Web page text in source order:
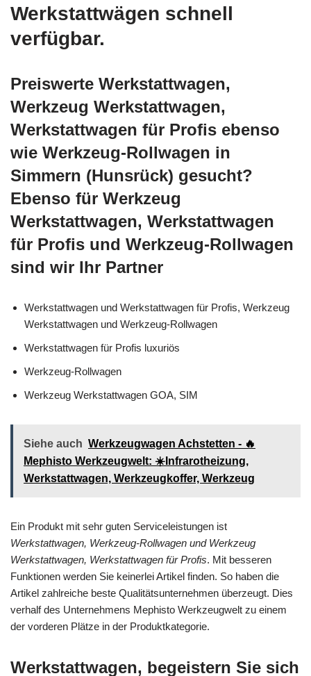
Werkstattwägen schnell
verfügbar.
Preiswerte Werkstattwagen,
Werkzeug Werkstattwagen,
Werkstattwagen für Profis ebenso
wie Werkzeug-Rollwagen in
Simmern (Hunsrück) gesucht?
Ebenso für Werkzeug
Werkstattwagen, Werkstattwagen
für Profis und Werkzeug-Rollwagen
sind wir Ihr Partner
Werkstattwagen und Werkstattwagen für Profis, Werkzeug
Werkstattwagen und Werkzeug-Rollwagen
Werkstattwagen für Profis luxuriös
Werkzeug-Rollwagen
Werkzeug Werkstattwagen GOA, SIM
Siehe auch Werkzeugwagen Achstetten - 🔥
Mephisto Werkzeugwelt: ☀️Infrarotheizung,
Werkstattwagen, Werkzeugkoffer, Werkzeug
Ein Produkt mit sehr guten Serviceleistungen ist
Werkstattwagen, Werkzeug-Rollwagen und Werkzeug
Werkstattwagen, Werkstattwagen für Profis. Mit besseren
Funktionen werden Sie keinerlei Artikel finden. So haben die
Artikel zahlreiche beste Qualitätsunternehmen überzeugt. Dies
verhalf des Unternehmens Mephisto Werkzeugwelt zu einem
der vorderen Plätze in der Produktkategorie.
Werkstattwagen, begeistern Sie sich